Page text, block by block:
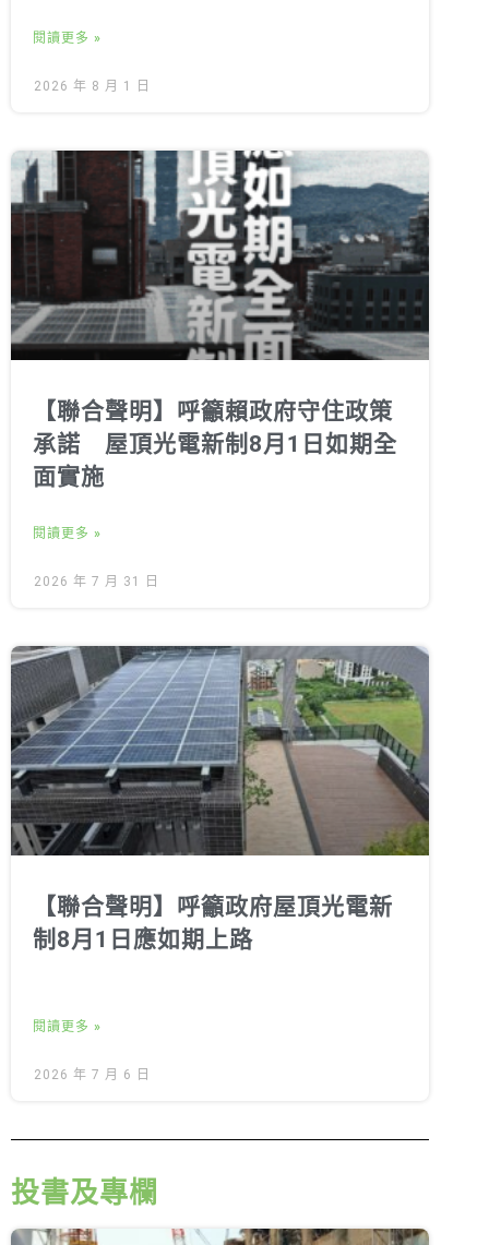
閱讀更多 »
2026 年 8 月 1 日
【聯合聲明】呼籲賴政府守住政策
承諾 屋頂光電新制8月1日如期全
面實施
閱讀更多 »
2026 年 7 月 31 日
【聯合聲明】呼籲政府屋頂光電新
制8月1日應如期上路
閱讀更多 »
2026 年 7 月 6 日
投書及專欄